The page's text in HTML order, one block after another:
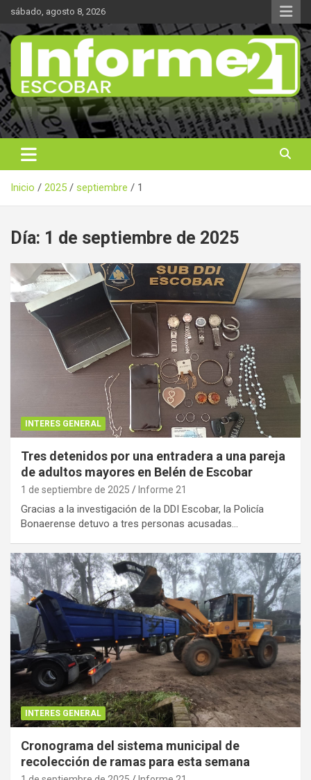
Saltar
contenido
sábado, agosto 8, 2026
Informe 21
Noticas reales
Inicio 2025 septiembre 1
Día: 1 de septiembre de 2025
INTERES GENERAL
Tres detenidos por una entradera a una pareja
de adultos mayores en Belén de Escobar
1 de septiembre de 2025 Informe 21
Gracias a la investigación de la DDI Escobar, la Policía
Bonaerense detuvo a tres personas acusadas…
INTERES GENERAL
Cronograma del sistema municipal de
recolección de ramas para esta semana